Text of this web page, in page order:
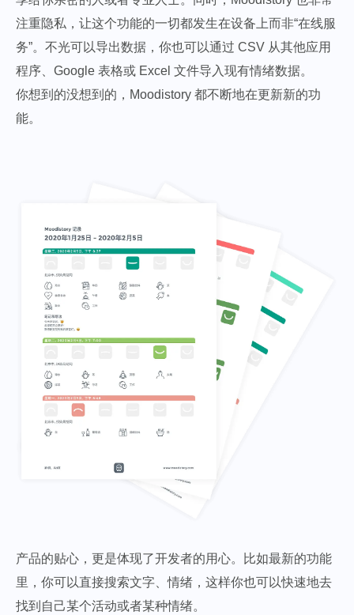
注重隐私，让这个功能的一切都发生在设备上而非“在线服
务”。不光可以导出数据，你也可以通过 CSV 从其他应用
程序、Google 表格或 Excel 文件导入现有情绪数据。
你想到的没想到的，Moodistory 都不断地在更新新的功
能。
产品的贴心，更是体现了开发者的用心。比如最新的功能
里，你可以直接搜索文字、情绪，这样你也可以快速地去
找到自己某个活动或者某种情绪。